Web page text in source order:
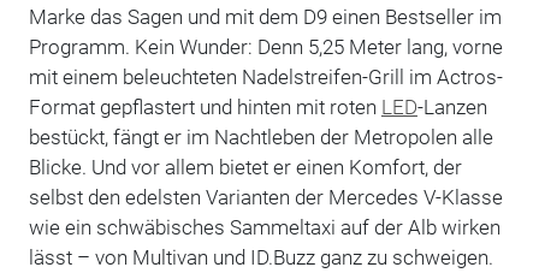
Marke das Sagen und mit dem D9 einen Bestseller im
Programm. Kein Wunder: Denn 5,25 Meter lang, vorne
mit einem beleuchteten Nadelstreifen-Grill im Actros-
Format gepflastert und hinten mit roten LED-Lanzen
bestückt, fängt er im Nachtleben der Metropolen alle
Blicke. Und vor allem bietet er einen Komfort, der
selbst den edelsten Varianten der Mercedes V-Klasse
wie ein schwäbisches Sammeltaxi auf der Alb wirken
lässt – von Multivan und ID.Buzz ganz zu schweigen.